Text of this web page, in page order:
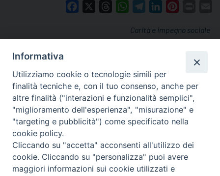
Facebook ThreadsWhatsAppTelegramLinkedIn
Carità e impegno sociale
via Amedeo Rossi, 28 - 12100 Cuneo
segreteriagenerale@diocesicuneofossano.it
Informativa
Utilizziamo cookie o tecnologie simili per
finalità tecniche e, con il tuo consenso, anche per
altre finalità ("interazioni e funzionalità semplici",
"miglioramento dell'esperienza", "misurazione" e
"targeting e pubblicità") come specificato nella
cookie policy.
Cliccando su "accetta" acconsenti all'utilizzo dei
cookie. Cliccando su "personalizza" puoi avere
maggiori informazioni sui cookie utilizzati e